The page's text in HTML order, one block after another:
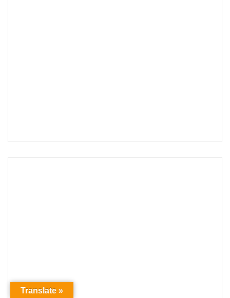
Translate »